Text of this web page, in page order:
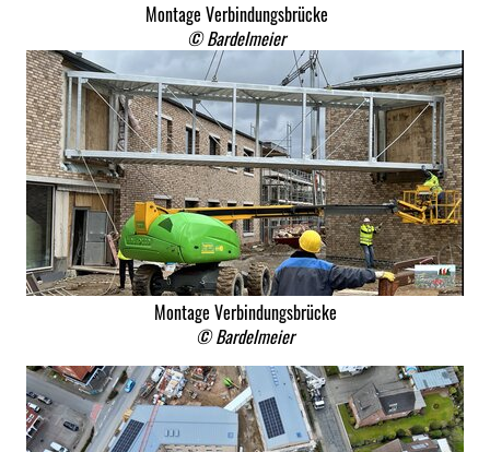
Montage Verbindungsbrücke
© Bardelmeier
Montage Verbindungsbrücke
© Bardelmeier